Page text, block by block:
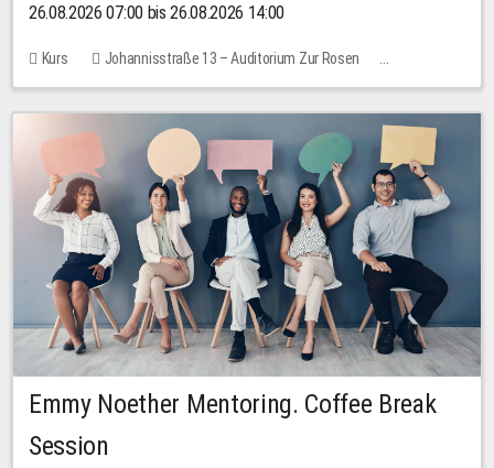
26.08.2026 07:00 bis 26.08.2026 14:00
Kurs
Johannisstraße 13 – Auditorium Zur Rosen
Keine freien Plätze
Emmy Noether Mentoring. Coffee Break
Session